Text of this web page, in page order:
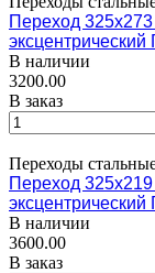
Переход 325х273
В наличии
3200.00
В заказ
Переходы
Переход 325х219
В наличии
3600.00
В заказ